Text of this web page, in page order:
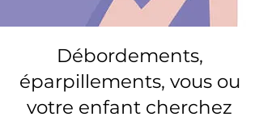
Débordements,
éparpillements, vous ou
votre enfant cherchez